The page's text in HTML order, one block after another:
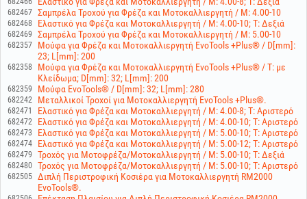
682467 Σαμπρέλα Τροχού για Φρέζα και Μοτοκαλλιεργητή / M: 4.00-10
682468 Ελαστικό για Φρέζα και Μοτοκαλλιεργητή / M: 4.00-10; T: Δεξιά
682469 Σαμπρέλα Τροχού για Φρέζα και Μοτοκαλλιεργητή / M: 5.00-10
682357
Μούφα για Φρέζα και Μοτοκαλλιεργητή EvoTools +Plus® / D[mm]:
23; L[mm]: 200
682358
Μούφα για Φρέζα και Μοτοκαλλιεργητή EvoTools +Plus® / T: με
Κλείδωμα; D[mm]: 32; L[mm]: 200
682359 Μούφα EvoTools® / D[mm]: 32; L[mm]: 280
682242 Μεταλλικοί Τροχοί για Μοτοκαλλιεργητή EvoTools +Plus®.
682471 Ελαστικό για Φρέζα και Μοτοκαλλιεργητή / M: 4.00-8; T: Αριστερό
682472 Ελαστικό για Φρέζα και Μοτοκαλλιεργητή / M: 4.00-10; T: Αριστερό
682473 Ελαστικό για Φρέζα και Μοτοκαλλιεργητή / M: 5.00-10; T: Αριστερό
682474 Ελαστικό για Φρέζα και Μοτοκαλλιεργητή / M: 5.00-12; T: Αριστερό
682479 Τροχός για Μοτοφρέζα/Μοτοκαλλιεργητή / M: 5.00-10; T: Δεξιά
682480 Τροχός για Μοτοφρέζα/Μοτοκαλλιεργητή / M: 5.00-10; T: Αριστερό
682505 Διπλή Περιστροφική Κοσιέρα για Μοτοκαλλιεργητή RM2000
EvoTools®.